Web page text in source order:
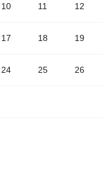
10 11 12
17 18 19
24 25 26